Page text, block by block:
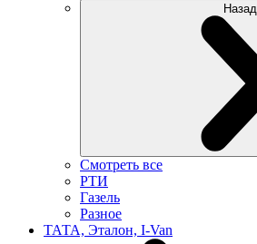
Назад
Смотреть все
РТИ
Газель
Разное
ТАТА, Эталон, I-Van